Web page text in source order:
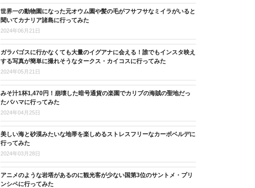
世界一の動物園になった元オウム園や髪の毛がフサフサなミイラがいると
聞いてカナリア諸島に行ってみた
2024年06月21日
ガラパゴスに行かなくても大量のイグアナに会える！誰でもインスタ映え
する写真が簡単に撮れそうなタークス・カイコスに行ってみた
2024年05月21日
みそ汁1杯1,470円！崩壊した暗号通貨の楽園でカリブの海賊の聖地だっ
たバハマに行ってみた
2024年04月25日
美しい海と砂漠みたいな地帯を楽しめるストレスフリーなカーボベルデに
行ってみた
2024年03月28日
アニメのような岩塔があるのに観光客が少ない国第3位のサントメ・プリ
ンシペに行ってみた